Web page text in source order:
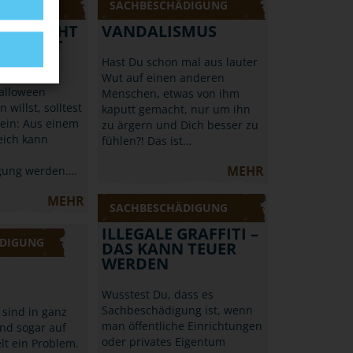
NICHT
IST
willst, solltest
Aus einem
kann
werden.…
MEHR
SACHBESCHÄDIGUNG
VANDALISMUS
Hast Du schon mal aus lauter
Wut auf einen anderen
Menschen, etwas von ihm
kaputt gemacht, nur um ihn
zu ärgern und Dich besser zu
fühlen?! Das ist…
MEHR
SACHBESCHÄDIGUNG
ILLEGALE GRAFFITI –
DAS KANN TEUER
WERDEN
Wusstest Du, dass es
Sachbeschädigung ist, wenn
man öffentliche Einrichtungen
oder privates Eigentum
in ganz
sogar auf
ein Problem.